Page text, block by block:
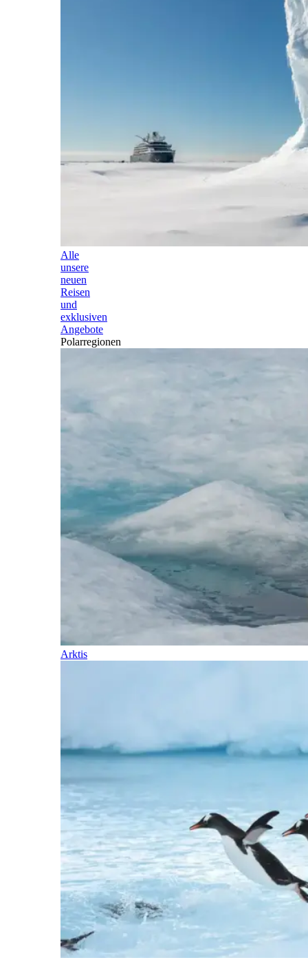
Alle
unsere
neuen
Reisen
und
exklusiven
Angebote
Polarregionen
Arktis